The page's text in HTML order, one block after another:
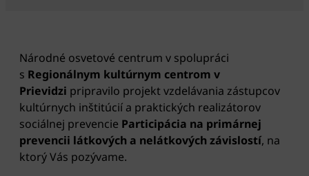
Národné osvetové centrum v spolupráci
s Regionálnym kultúrnym centrom v
Prievidzi pripravilo projekt vzdelávania zástupcov
kultúrnych inštitúcií a praktických realizátorov
sociálnej prevencie Participácia na primárnej
prevencii látkových a nelátkových závislostí, na
ktorý Vás pozývame.